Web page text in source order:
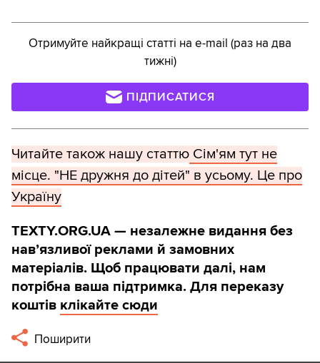
Отримуйте найкращі статті на e-mail (раз на два
тижні)
ПІДПИСАТИСЯ
Читайте також нашу статтю Сім'ям тут не
місце. "НЕ дружня до дітей" в усьому. Це про
Україну
TEXTY.ORG.UA — незалежне видання без
навʼязливої реклами й замовних
матеріалів. Щоб працювати далі, нам
потрібна ваша підтримка. Для переказу
коштів клікайте сюди
Поширити